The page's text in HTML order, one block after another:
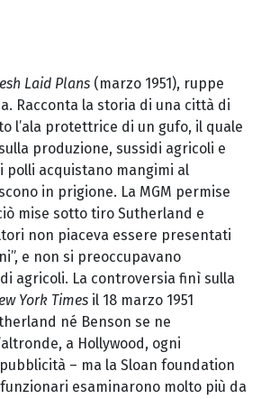
Laid Plans (marzo 1951), ruppe
Racconta la storia di una città di
l’ala protettrice di un gufo, il quale
produzione, sussidi agricoli e
polli acquistano mangimi al
in prigione. La MGM permise
mise sotto tiro Sutherland e
non piaceva essere presentati
e non si preoccupavano
agricoli. La controversia finì sulla
York Times il 18 marzo 1951
né Benson se ne
a Hollywood, ogni
– ma la Sloan foundation
esaminarono molto più da